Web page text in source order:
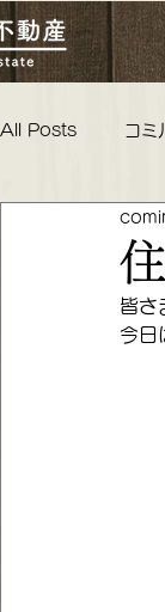
All Posts コミ
物件紹介 リ
コミルリッチ
皆さ
今日